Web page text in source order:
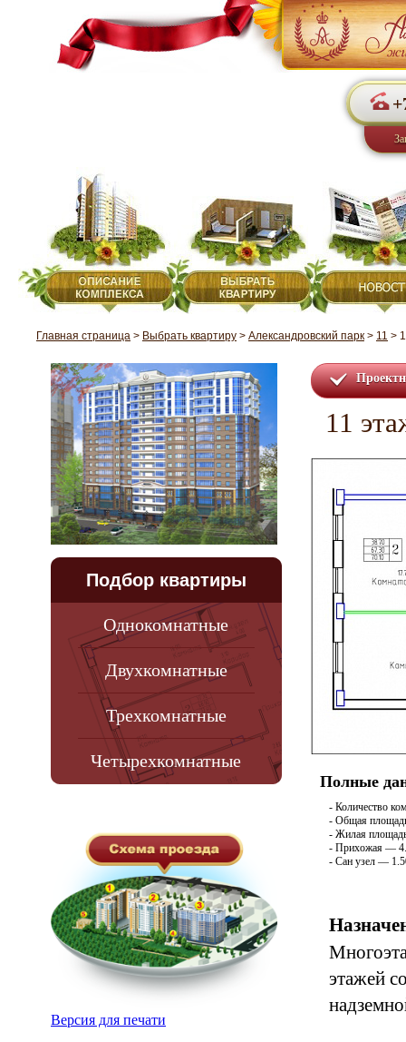
Главная страница > Выбрать квартиру > Александровский парк > 11 >
Подбор квартиры
Однокомнатные
Двухкомнатные
Трехкомнатные
Четырехкомнатные
Версия для печати
11
Полные
- Количество
- Общая
- Жилая
- Прихожая —
- Сан узел —
этажей